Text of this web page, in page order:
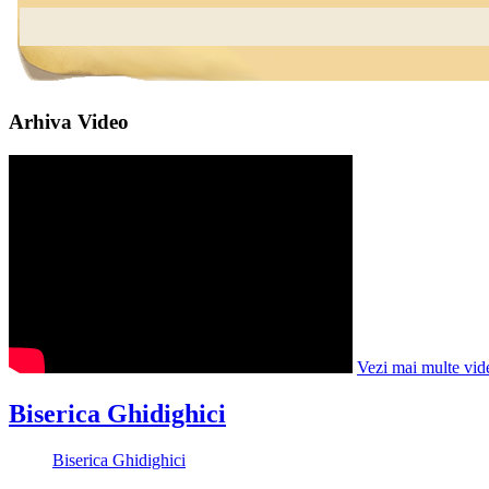
Arhiva Video
Vezi mai multe
Biserica Ghidighici
Biserica Ghidighici